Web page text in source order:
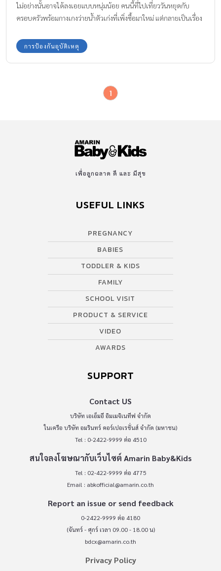
ไม่อย่างนั้นอาจได้ลงเอยแบบหนุ่มน้อย คนนี้ที่ไปเที่ยววันหยุดกับ
ครอบครัวพร้อมกางเกงว่ายน้ำตัวเก่งที่เพิ่งซื้อมาใหม่ แต่กลายเป็นเรื่อง
ในสเปน ขณะที่ทุกคนกำลังเล่นน้ำอย่างสนุก จู่ๆ เหตุการณ์ไม่คาดคิดก็
เกิดขึ้น “แจ๊ค” เด็กชายวัย 5 ขวบ ได้ร้องลั่นขึ้นมา พร้อมกับลงไปนอน
กางเกงว่ายน้ำนั้นได้พันกับกล่องดวงใจของหนูน้อยเอาไว้ซะแน่น จนผู้
หลุดออกจากตาข่าย ซึ่งคุณหมอเจ้าของไข้บอกว่าอาการภายนอกนั้นไม่
น่าห่วงเท่าภายใน เพราะดูเหมือนกล่องดวงใจของเด็กน้อยจะถูกพัน
แต่หลังจากได้รับการรักษาอย่างต่อเนื่อง ในที่สุดก็ Jack ก็สามารถใช้
ต่อการใช้งานในอนาคตด้วย ซึ่งหมอยังบอกอีกว่า โชคดีที่แม่ส่งเจ้าหนู
ของลูกก่อนสวมใส่ทุกครั้งนะคะ และต้องมั่นใจว่า กางเกงว่ายน้ำของลูก
แบบที่มีตาข่ายนั้น มีขนาดพอดี ไม่คับและไม่หลวมสำหรับลูกมากจน
เกินไป ขอบคุณภาพจาก : Facebook / Laura Collins ขอบคุณข้อมูล
จาก : www.hotmomsclub.com, www.spokedark.tv
การป้องกันอุบัติเหตุ
1
เพื่อลูกฉลาด ดี และ มีสุข
USEFUL LINKS
PREGNANCY
BABIES
TODDLER & KIDS
FAMILY
SCHOOL VISIT
PRODUCT & SERVICE
VIDEO
AWARDS
SUPPORT
Contact US
บริษัท เอเอ็มอี อิมเมจิเนทีฟ จำกัด
ในเครือ บริษัท อมรินทร์ คอร์เปอเรชั่นส์ จำกัด (มหาชน)
Tel : 0-2422-9999 ต่อ 4510
สนใจลงโฆษณากับเว็บไซต์ Amarin Baby&Kids
Tel : 02-422-9999 ต่อ 4775
Email : abkofficial@amarin.co.th
Report an issue or send feedback
0-2422-9999 ต่อ 4180
(จันทร์ - ศุกร์ เวลา 09.00 - 18.00 น)
bdcx@amarin.co.th
Privacy Policy